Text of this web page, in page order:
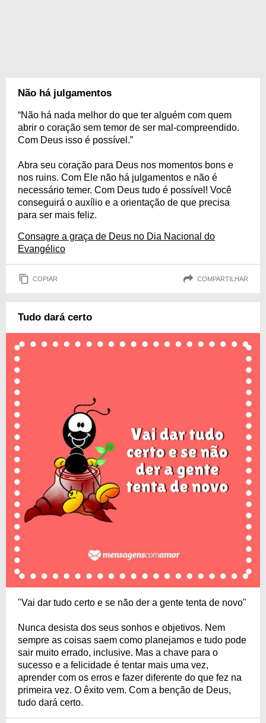
Não há julgamentos
“Não há nada melhor do que ter alguém com quem
abrir o coração sem temor de ser mal-compreendido.
Com Deus isso é possível.”
Abra seu coração para Deus nos momentos bons e
nos ruins. Com Ele não há julgamentos e não é
necessário temer. Com Deus tudo é possível! Você
conseguirá o auxílio e a orientação de que precisa
para ser mais feliz.
Consagre a graça de Deus no Dia Nacional do
Evangélico
COPIAR COMPARTILHAR
Tudo dará certo
"Vai dar tudo certo e se não der a gente tenta de novo"
Nunca desista dos seus sonhos e objetivos. Nem
sempre as coisas saem como planejamos e tudo pode
sair muito errado, inclusive. Mas a chave para o
sucesso e a felicidade é tentar mais uma vez,
aprender com os erros e fazer diferente do que fez na
primeira vez. O êxito vem. Com a benção de Deus,
tudo dará certo.